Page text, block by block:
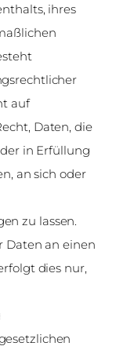
ihres
auf
Daten, die
in Erfüllung
an sich oder
zu lassen.
Daten an einen
dies nur,